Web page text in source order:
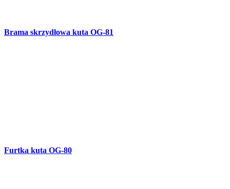
Brama skrzydłowa OG-78
Furtka klasyczna OG-77